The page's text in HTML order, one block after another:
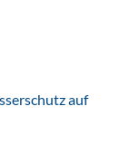
auf